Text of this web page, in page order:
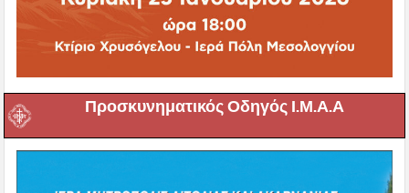
Προσκυνηματικός Οδηγός Ι.Μ.Α.Α